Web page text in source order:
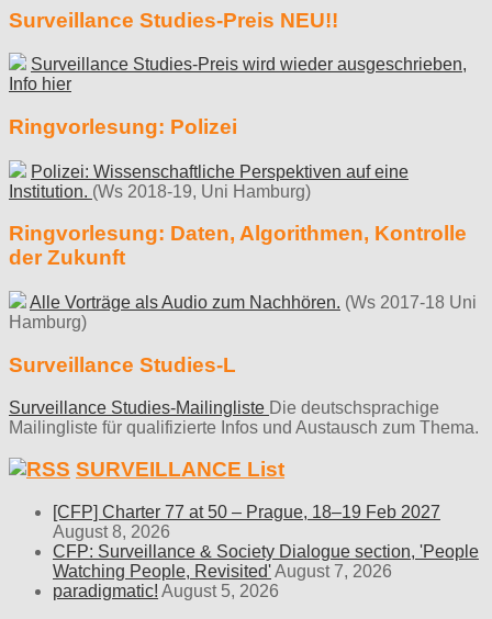
Surveillance Studies-Preis NEU!!
Surveillance Studies-Preis wird wieder ausgeschrieben,
Info hier
Ringvorlesung: Polizei
Polizei: Wissenschaftliche Perspektiven auf eine
Institution. (Ws 2018-19, Uni Hamburg)
Ringvorlesung: Daten, Algorithmen, Kontrolle
der Zukunft
Alle Vorträge als Audio zum Nachhören. (Ws 2017-18 Uni
Hamburg)
Surveillance Studies-L
Surveillance Studies-Mailingliste Die deutschsprachige
Mailingliste für qualifizierte Infos und Austausch zum Thema.
SURVEILLANCE List
[CFP] Charter 77 at 50 – Prague, 18–19 Feb 2027
August 8, 2026
CFP: Surveillance & Society Dialogue section, 'People
Watching People, Revisited'August 7, 2026
paradigmatic! August 5, 2026